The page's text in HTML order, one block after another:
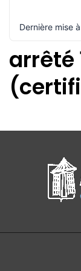
Dernière mise
arrêté